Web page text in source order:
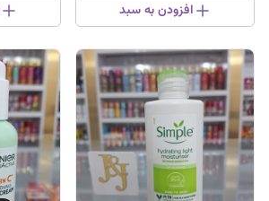
افزودن به سبد